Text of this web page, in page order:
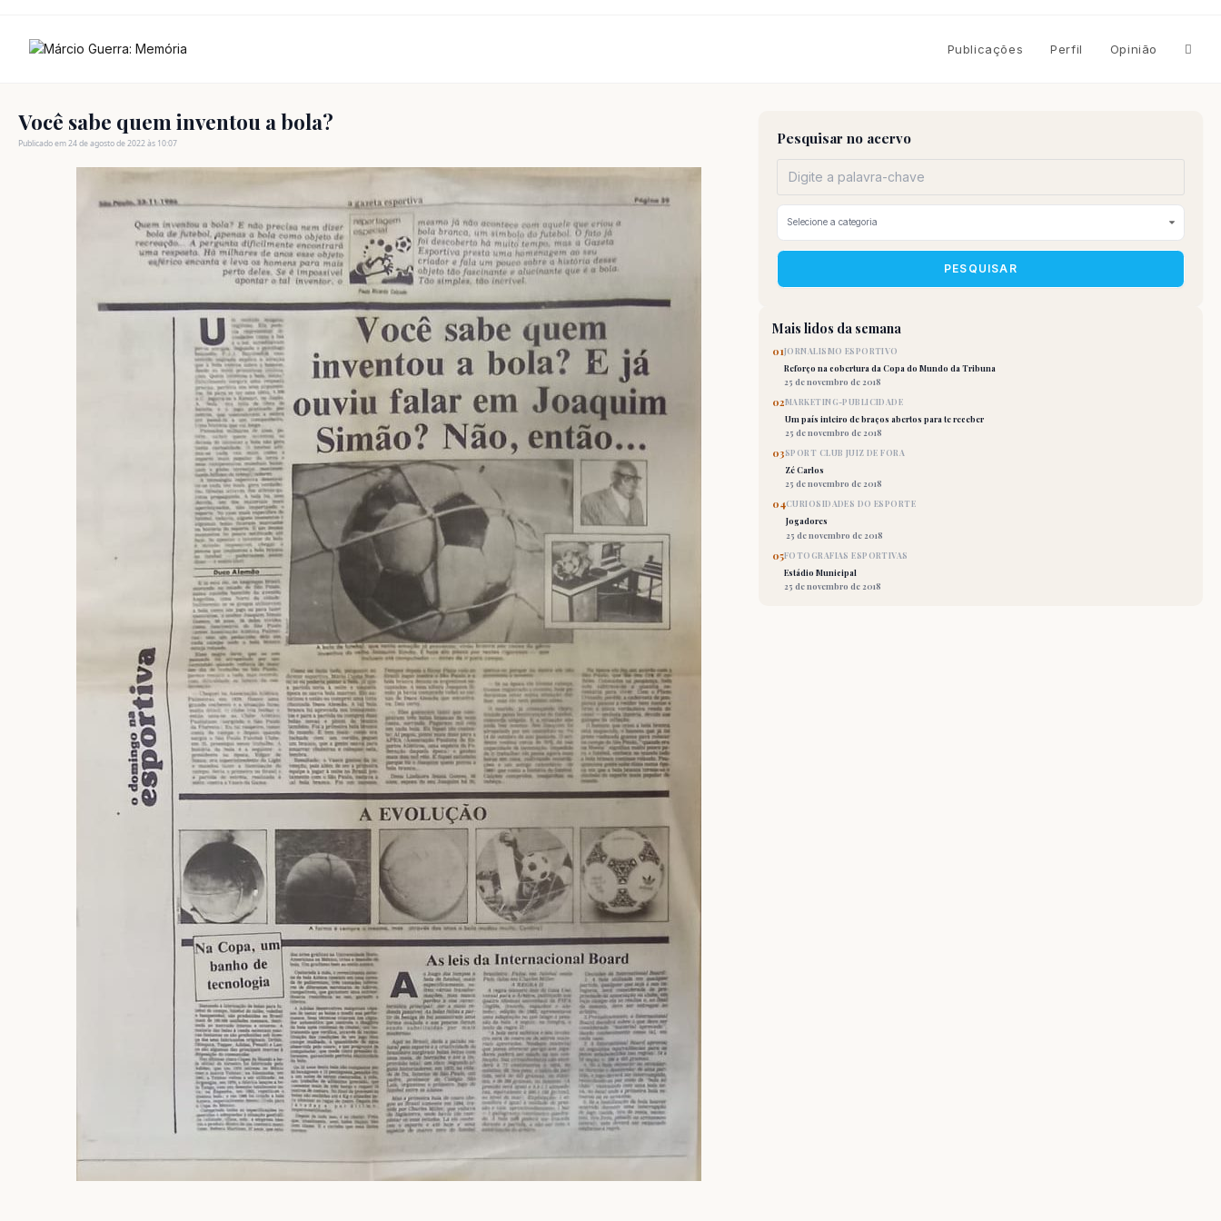
Publicações Perfil Opinião
Você sabe quem inventou a bola?
Publicado em 24 de agosto de 2022 às 10:07 Pesquisar no acervo
PESQUISAR
Mais lidos da semana
01JORNALISMO ESPORTIVO
Reforço na cobertura da Copa do Mundo da Tribuna
25 de novembro de 2018
02MARKETING-PUBLICIDADE
Um país inteiro de braços abertos para te receber
25 de novembro de 2018
03SPORT CLUB JUIZ DE FORA
Zé Carlos
25 de novembro de 2018
04CURIOSIDADES DO ESPORTE
Jogadores
25 de novembro de 2018
05FOTOGRAFIAS ESPORTIVAS
Estádio Municipal
25 de novembro de 2018